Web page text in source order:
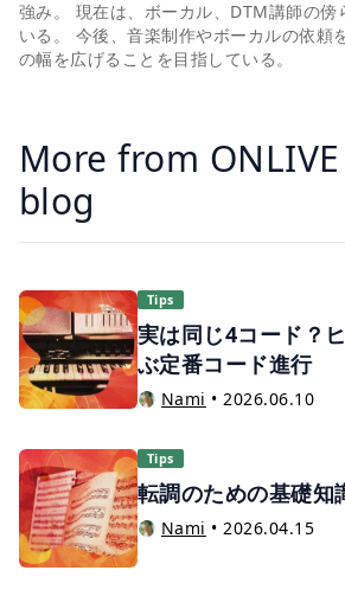
強み。 現在は、ボーカル、DTM講師の傍
いる。 今後、音楽制作やボーカルの依頼
の幅を広げることを目指している。
More from
blog
Tips
実は同じ4コード？
ぶ定番コード進行
Nami •2026.06.10
Tips
転調のための基礎知
Nami •2026.04.15